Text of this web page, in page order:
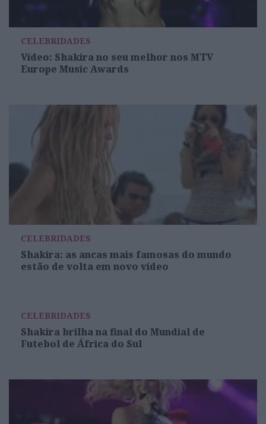
CELEBRIDADES
Vídeo: Shakira no seu melhor nos MTV
Europe Music Awards
CELEBRIDADES
Shakira: as ancas mais famosas do mundo
estão de volta em novo vídeo
CELEBRIDADES
Shakira brilha na final do Mundial de
Futebol de África do Sul